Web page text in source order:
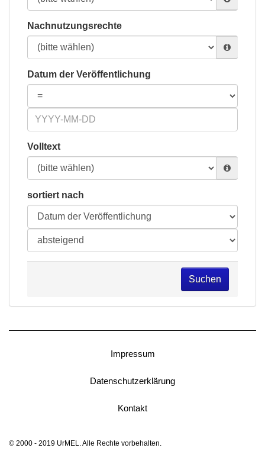
Nachnutzungsrechte
Datum der Veröffentlichung
Volltext
sortiert nach
Suchen
Impressum
Datenschutzerklärung
Kontakt
© 2000 - 2019 UrMEL. Alle Rechte vorbehalten.